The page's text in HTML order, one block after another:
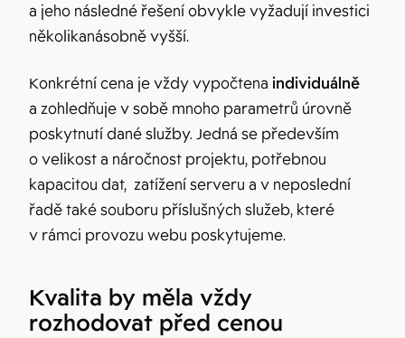
a jeho následné řešení obvykle vyžadují investici
několikanásobně vyšší.
Konkrétní cena je vždy vypočtena individuálně
a zohledňuje v sobě mnoho parametrů úrovně
poskytnutí dané služby. Jedná se především
o velikost a náročnost projektu, potřebnou
kapacitou dat, zatížení serveru a v neposlední
řadě také souboru příslušných služeb, které
v rámci provozu webu poskytujeme.
Kvalita by měla vždy
rozhodovat před cenou